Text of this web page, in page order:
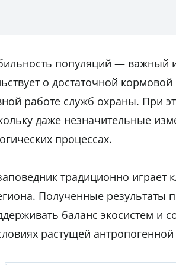
популяций — важный
о достаточной
работе служб охраны. При
даже незначительные
процессах.
традиционно
Полученные
баланс экосистем и
растущей антропогенной